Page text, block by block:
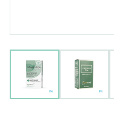
View larger image
View